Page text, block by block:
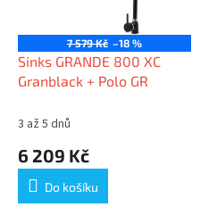
ů
7 579 Kč –18 %
Sinks GRANDE 800 XC
Granblack + Polo GR
3 až 5 dnů
6 209 Kč
Do košíku